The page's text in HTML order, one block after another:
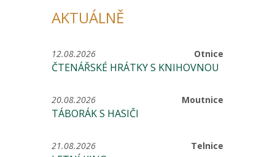
AKTUÁLNĚ
Otnice
12.08.2026
ČTENÁŘSKÉ HRÁTKY S KNIHOVNOU
Moutnice
20.08.2026
TÁBORÁK S HASIČI
Telnice
21.08.2026